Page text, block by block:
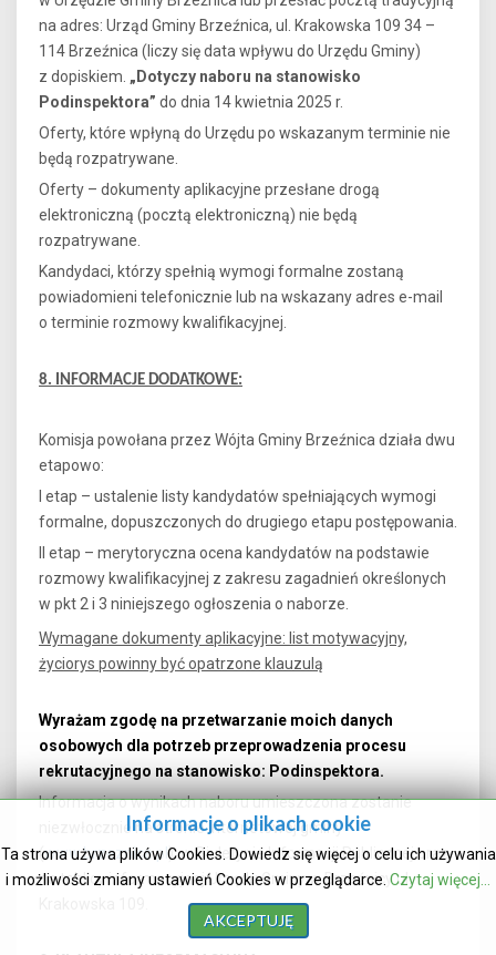
na adres: Urząd Gminy Brzeźnica, ul. Krakowska 109 34 –
114 Brzeźnica (liczy się data wpływu do Urzędu Gminy)
z dopiskiem. „Dotyczy naboru na stanowisko
Podinspektora” do dnia 14 kwietnia 2025 r.
Oferty, które wpłyną do Urzędu po wskazanym terminie nie
będą rozpatrywane.
Oferty – dokumenty aplikacyjne przesłane drogą
elektroniczną (pocztą elektroniczną) nie będą
rozpatrywane.
Kandydaci, którzy spełnią wymogi formalne zostaną
powiadomieni telefonicznie lub na wskazany adres e-mail
o terminie rozmowy kwalifikacyjnej.
8. INFORMACJE DODATKOWE:
Komisja powołana przez Wójta Gminy Brzeźnica działa dwu
etapowo:
I etap – ustalenie listy kandydatów spełniających wymogi
formalne, dopuszczonych do drugiego etapu postępowania.
II etap – merytoryczna ocena kandydatów na podstawie
rozmowy kwalifikacyjnej z zakresu zagadnień określonych
w pkt 2 i 3 niniejszego ogłoszenia o naborze.
Wymagane dokumenty aplikacyjne: list motywacyjny,
życiorys powinny być opatrzone klauzulą
Wyrażam zgodę na przetwarzanie moich danych
osobowych dla potrzeb przeprowadzenia procesu
rekrutacyjnego na stanowisko: Podinspektora.
Informacja o wynikach naboru umieszczona zostanie
niezwłocznie na stronie internetowej gminy
(www.brzeznica.pl), w Biuletynie Informacji Publicznej oraz
na tablicy informacyjnej Urzędu Gminy w Brzeźnicy ul.
Informacje o plikach cookie
Ta strona używa plików Cookies. Dowiedz się więcej o celu ich używania
i możliwości zmiany ustawień Cookies w przeglądarce. Czytaj więcej...
AKCEPTUJĘ